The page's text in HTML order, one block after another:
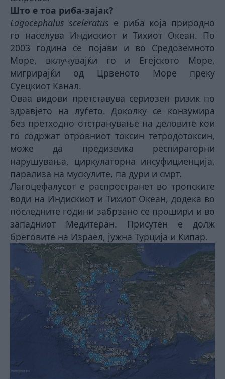
Што е тоа риба-зајак?
Lagocephalus sceleratus е риба која природно
го населува Индискиот и Тихиот Океан. По
2003 година се појави и во Средоземното
Море, вклучувајќи го и Егејското Море,
мигрирајќи од Црвеното Море преку
Суецкиот Канал.
Оваа видови претставува сериозен ризик по
здравјето на луѓето. Доколку се конзумира
без претходно отстранување на деловите кои
го содржат отровниот токсин тетродотоксин,
може да предизвика респираторни
нарушувања, циркулаторна инсуфициенција,
парализа на мускулите, па дури и смрт.
Лагоцефалусот е распространет во тропските
води на Индискиот и Тихиот Океан, додека во
последните години забрзано се прошири и во
западниот Медитеран. Присутен е долж
бреговите на Израел, јужна Турција и Кипар.